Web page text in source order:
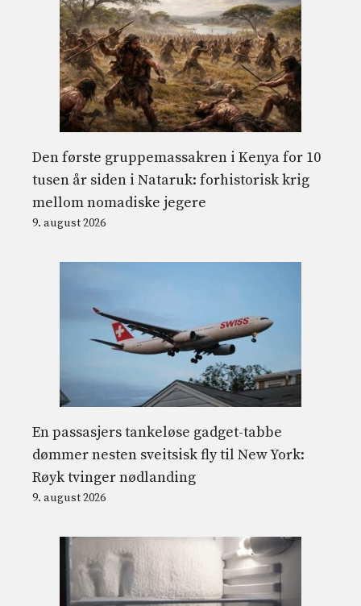
Den første gruppemassakren i Kenya for 10
tusen år siden i Nataruk: forhistorisk krig
mellom nomadiske jegere
9. august 2026
En passasjers tankeløse gadget-tabbe
dømmer nesten sveitsisk fly til New York:
Røyk tvinger nødlanding
9. august 2026